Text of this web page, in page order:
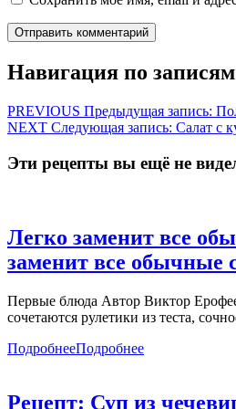
Навигация по записям
PREVIOUS Предыдущая запись:
NEXT Следующая запись: Салат с
Эти рецепты вы ещё не
Легко заменит все
заменит все обычные
Первые блюда Автор Виктор
сочетаются рулетики из теста,
ПодробнееПодробнее
Рецепт: Суп из